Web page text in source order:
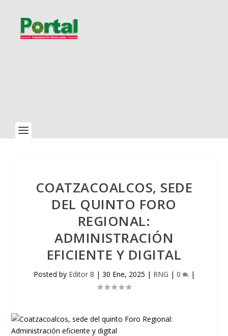
COATZACOALCOS, SEDE
DEL QUINTO FORO
REGIONAL:
ADMINISTRACIÓN
EFICIENTE Y DIGITAL
Posted by Editor 8 | 30 Ene, 2025 | RNG | 0 |